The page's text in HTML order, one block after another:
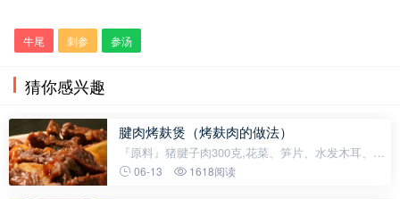
牛尾
刺参 参汤
猜你感兴趣
腱肉烤麸煲（烤麸肉的做法）
『原料』猪腱子肉300克,花菜、笋片、水发木耳、烤
麸、红尖椒...
06-13 1618阅读